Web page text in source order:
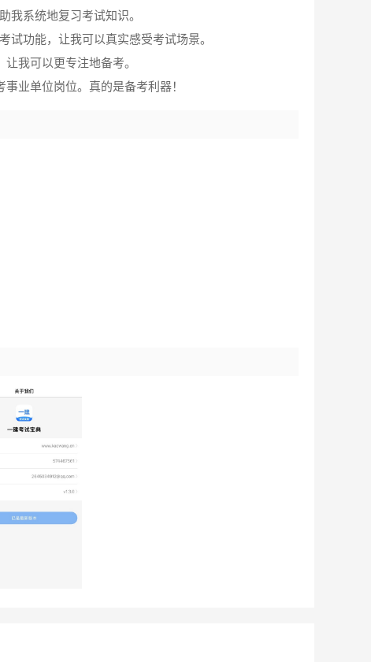
我系统地复习考试知识。
功能，让我可以真实感受考试场景。
我可以更专注地备考。
业单位岗位。真的是备考利器！